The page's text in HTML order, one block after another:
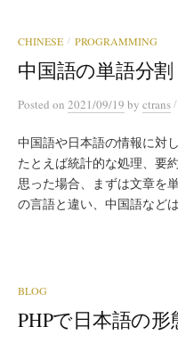
CHINESE / PROGRAMMING
中国語の単語分割
Posted on 2021/09/19 by ctrans/
中国語や日本語の情報に対
たとえば統計的な処理、要
思った場合、まずは文章を
の言語と違い、中国語など
BLOG
PHPで日本語の